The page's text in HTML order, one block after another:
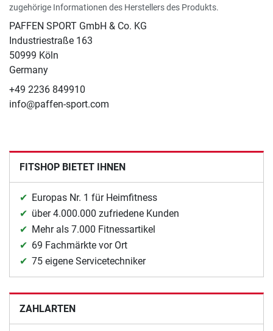
zugehörige Informationen des Herstellers des Produkts.
PAFFEN SPORT GmbH & Co. KG
Industriestraße 163
50999 Köln
Germany
+49 2236 849910
info@paffen-sport.com
FITSHOP BIETET IHNEN
Europas Nr. 1 für Heimfitness
über 4.000.000 zufriedene Kunden
Mehr als 7.000 Fitnessartikel
69 Fachmärkte vor Ort
75 eigene Servicetechniker
ZAHLARTEN